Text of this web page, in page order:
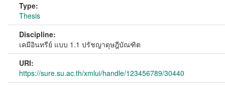
Type:
Thesis
Discipline:
เคมีอินทรีย์ แบบ 1.1 ปรัชญาดุษฎีบัณฑิต
URI:
https://sure.su.ac.th/xmlui/handle/123456789/30440